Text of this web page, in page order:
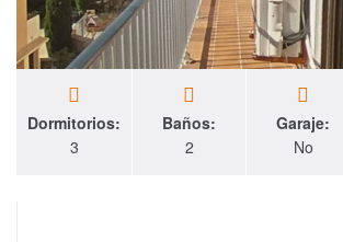
Dormitorios:
3
Baños:
2
Garaje:
No